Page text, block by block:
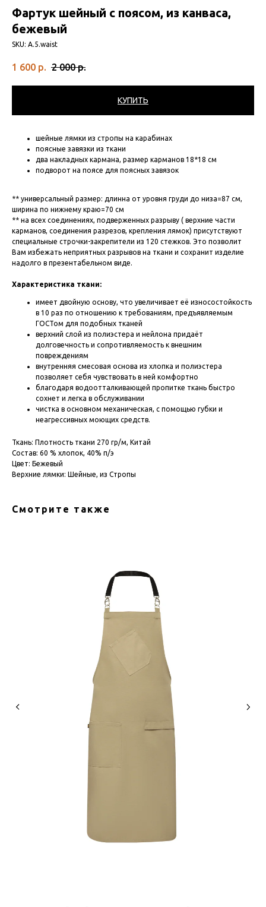
Фартук шейный с поясом, из канваса,
бежевый
SKU: A.5.waist
1 600 р. 2 000 р.
КУПИТЬ
шейные лямки из стропы на карабинах
поясные завязки из ткани
два накладных кармана, размер карманов 18*18 см
подворот на поясе для поясных завязок
** универсальный размер: длинна от уровня груди до низа=87 см,
ширина по нижнему краю=70 см
** на всех соединениях, подверженных разрыву ( верхние части
карманов, соединения разрезов, крепления лямок) присутствуют
специальные строчки-закрепители из 120 стежков. Это позволит
Вам избежать неприятных разрывов на ткани и сохранит изделие
надолго в презентабельном виде.
Характеристика ткани:
имеет двойную основу, что увеличивает её износостойкость
в 10 раз по отношению к требованиям, предъявляемым
ГОСТом для подобных тканей
верхний слой из полиэстера и нейлона придаёт
долговечность и сопротивляемость к внешним
повреждениям
внутренняя смесовая основа из хлопка и полиэстера
позволяет себя чувствовать в ней комфортно
благодаря водоотталкивающей пропитке ткань быстро
сохнет и легка в обслуживании
чистка в основном механическая, с помощью губки и
неагрессивных моющих средств.
Ткань: Плотность ткани 270 гр/м, Китай
Состав: 60 % хлопок, 40% п/э
Цвет: Бежевый
Верхние лямки: Шейные, из Стропы
Смотрите также